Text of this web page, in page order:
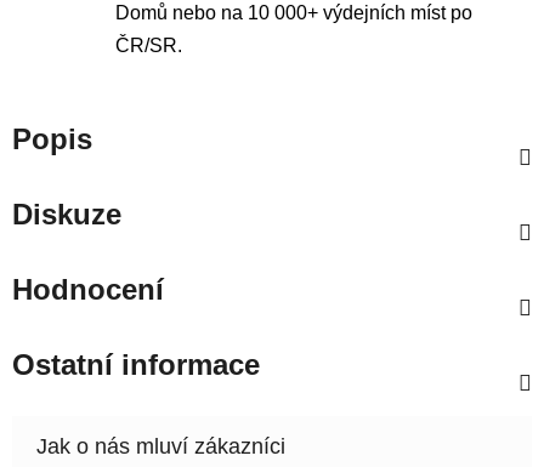
Domů nebo na 10 000+ výdejních míst po
ČR/SR.
Popis
Diskuze
Hodnocení
Ostatní informace